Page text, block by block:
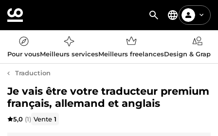
Pour vousMeilleurs servicesMeilleurs freelancesDesign &
Traduction
Je vais être votre traducteur premium
français, allemand et anglais
5,0 (1) Vente1